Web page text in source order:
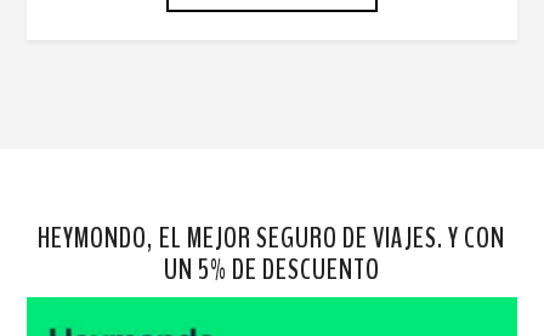
HEYMONDO, EL MEJOR SEGURO DE VIAJES. Y CON
UN 5% DE DESCUENTO